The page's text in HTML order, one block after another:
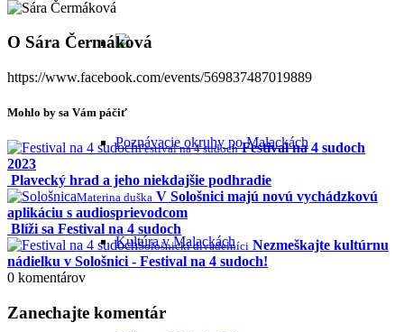
Poznávacie okruhy po Malackách
Kultúra v Malackách
O Sára Čermáková
https://www.facebook.com/events/569837487019889
Mohlo by sa Vám páčiť
Festival na 4 sudoch Festival na 4 sudoch
2023
Plavecký hrad a jeho niekdajšie podhradie
Materina duška V Sološnici majú novú vychádzkovú
aplikáciu s audiosprievodcom
Blíži sa Festival na 4 sudoch
Sološnickí divadelníci Nezmeškajte kultúrnu
nádielku v Sološnici - Festival na 4 sudoch!
0 komentárov
Zanechajte komentár